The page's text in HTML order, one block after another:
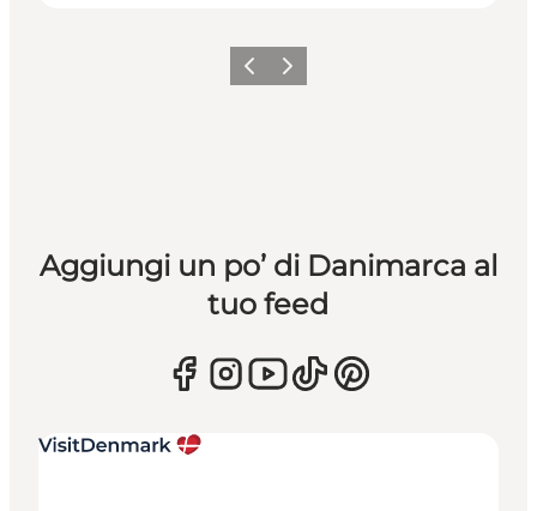
Precedente
Avanti
Aggiungi un po’ di Danimarca al
tuo feed